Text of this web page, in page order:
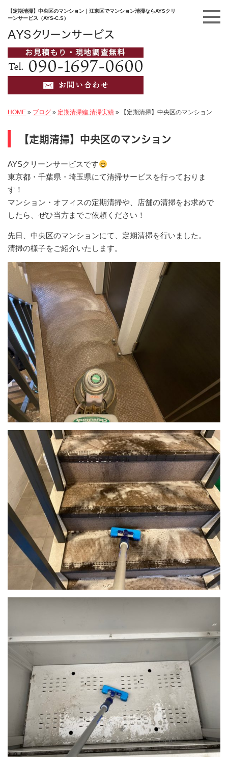
【定期清掃】中央区のマンション｜江東区でマンション清掃ならAYSクリ
ーンサービス（AYS-C.S）
HOME » ブログ » 定期清掃編,清掃実績 » 【定期清掃】中央区のマンション
【定期清掃】中央区のマンション
AYSクリーンサービスです
東京都・千葉県・埼玉県にて清掃サービスを行っておりま
す！
マンション・オフィスの定期清掃や、店舗の清掃をお求めで
したら、ぜひ当方までご依頼ください！
先日、中央区のマンションにて、定期清掃を行いました。
清掃の様子をご紹介いたします。